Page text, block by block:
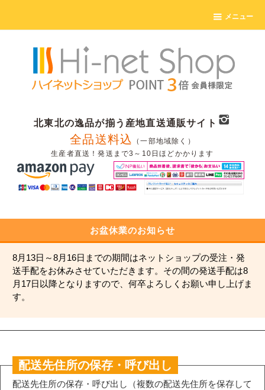
メニュー
北東北の逸品が揃う産地直送通販サイト
全品送料込
（一部地域除く）
生産者直送！発送まで3～10日ほどかかります
お盆休業のお知らせ
8月13日～8月16日までの期間はネットショップの受注・発
送手配をお休みさせていただきます。その間の発送手配は8
月17日以降となりますので、何卒よろしくお願い申し上げま
す。
配送先住所の保存・呼び出し
配送先住所の保存・呼び出し（複数の配送先住所を保存して